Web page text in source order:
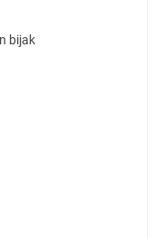
bijak